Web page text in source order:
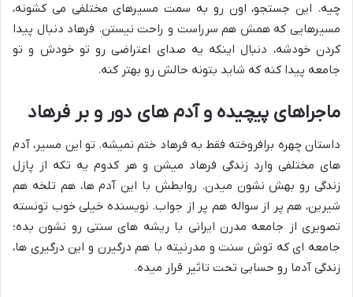
چیه. این جستجو، اون رو به سمت مسیرهای مختلفی می کشونه،
مسیرهایی که همش هم سرراست و راحت نیستن. فرهاد دنبال پیدا
کردن خودشه، دنبال اینکه یه صدای اعتراضی رو تو خودش و تو
جامعه پیدا کنه که شاید بتونه حالش رو بهتر کنه.
ماجراهای پیچیده و آدم های دور و بر فرهاد
داستان چهره برافروخته فقط به فرهاد ختم نمیشه. تو این مسیر، آدم
های مختلفی وارد زندگی فرهاد میشن و هر کدوم یه تکه از پازل
زندگی رو بهش نشون میدن. روابطش با این آدم ها، هم تلخه هم
شیرین، هم پر از سواله هم پر از جواب. نویسنده خیلی خوب تونسته
تصویری از جامعه مدرن ایرانی با ریشه های سنتی رو نشون بده؛
جامعه ای که توش سنت و مدرنیته با هم درگیرن و این درگیری ها،
زندگی آدما رو حسابی تحت تاثیر قرار میده.